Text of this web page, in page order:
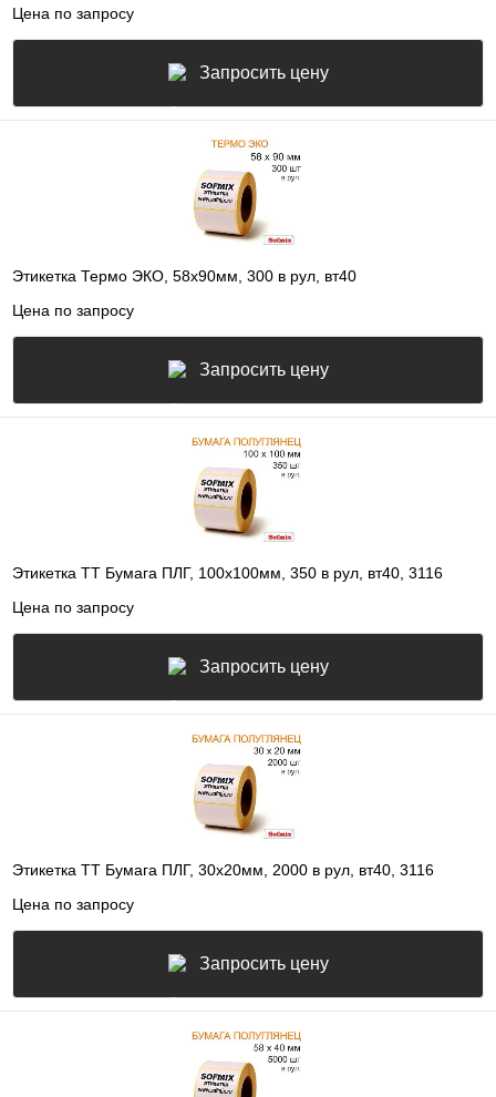
Цена по запросу
Запросить цену
Этикетка Термо ЭКО, 58х90мм, 300 в рул, вт40
Цена по запросу
Запросить цену
Этикетка ТТ Бумага ПЛГ, 100х100мм, 350 в рул, вт40, 3116
Цена по запросу
Запросить цену
Этикетка ТТ Бумага ПЛГ, 30х20мм, 2000 в рул, вт40, 3116
Цена по запросу
Запросить цену